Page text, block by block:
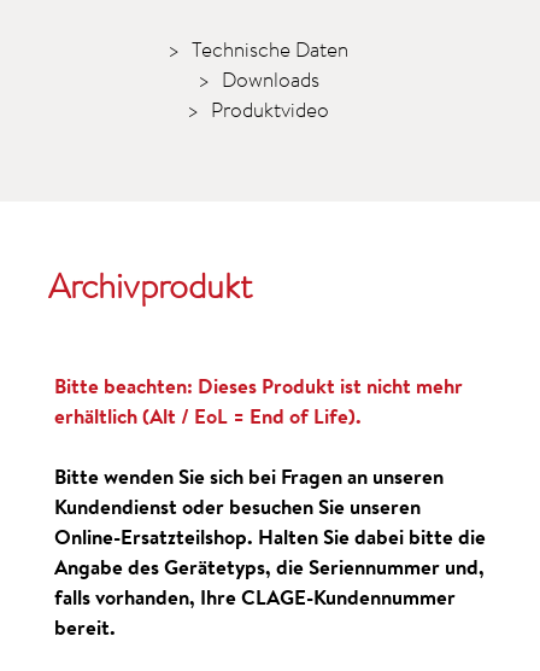
Technische Daten
Downloads
Produktvideo
Archivprodukt
Bitte beachten: Dieses Produkt ist nicht mehr
erhältlich (Alt / EoL = End of Life).
Bitte wenden Sie sich bei Fragen an unseren
Kundendienst oder besuchen Sie unseren
Online-Ersatzteilshop. Halten Sie dabei bitte die
Angabe des Gerätetyps, die Seriennummer und,
falls vorhanden, Ihre CLAGE-Kundennummer
bereit.